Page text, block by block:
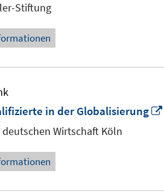
Stiftung
in der Globalisierung
Wirtschaft Köln